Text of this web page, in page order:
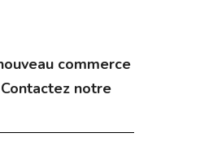
commerce
notre